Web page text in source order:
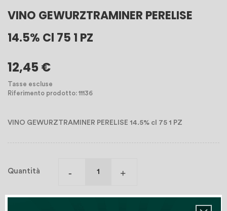
VINO GEWURZTRAMINER PERELISE
14.5% Cl 75 1 PZ
12,45 €
Tasse escluse
Riferimento prodotto: 11136
VINO GEWURZTRAMINER PERELISE 14.5% cl 75 1 PZ
Quantità